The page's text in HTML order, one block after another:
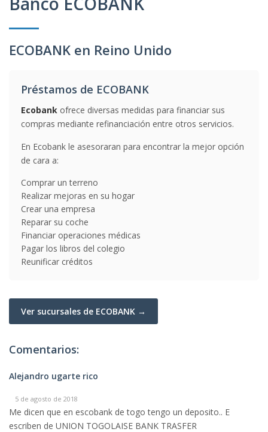
ECOBANK en Reino Unido
Préstamos de ECOBANK
Ecobank ofrece diversas medidas para financiar sus
compras mediante refinanciación entre otros servicios.
En Ecobank le asesoraran para encontrar la mejor opción
de cara a:
Comprar un terreno
Realizar mejoras en su hogar
Crear una empresa
Reparar su coche
Financiar operaciones médicas
Pagar los libros del colegio
Reunificar créditos
Ver sucursales de ECOBANK →
Comentarios:
Alejandro ugarte rico
5 de agosto de 2018
Me dicen que en escobank de togo tengo un deposito.. E
escriben de UNION TOGOLAISE BANK TRASFER